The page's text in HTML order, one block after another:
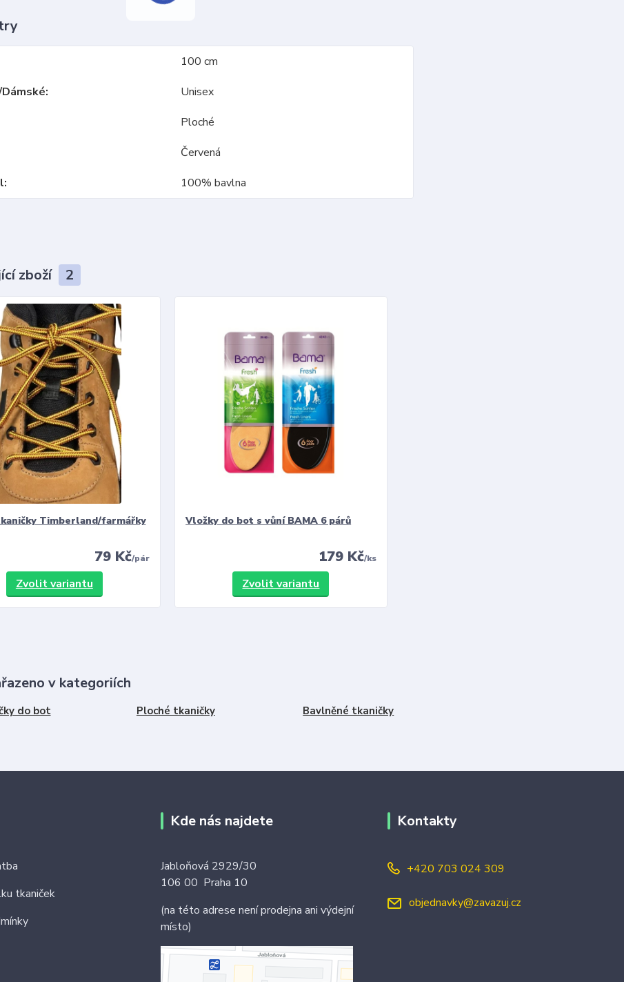
100 cm
Unisex
Ploché
Červená
100% bavlna
zboží 2
Timberland/farmářky
79 Kč/pár
Zvolit variantu
Vložky do bot s vůní BAMA 6 párů
179 Kč/ks
Zvolit variantu
v kategoriích
do bot Ploché tkaničky Bavlněné tkaničky
tkaniček
Kde nás najdete
Jabloňová 2929/30
106 00 Praha 10
(na této adrese není prodejna ani výdejní
místo)
Kontakty
+420 703 024 309
objednavky@zavazuj.cz